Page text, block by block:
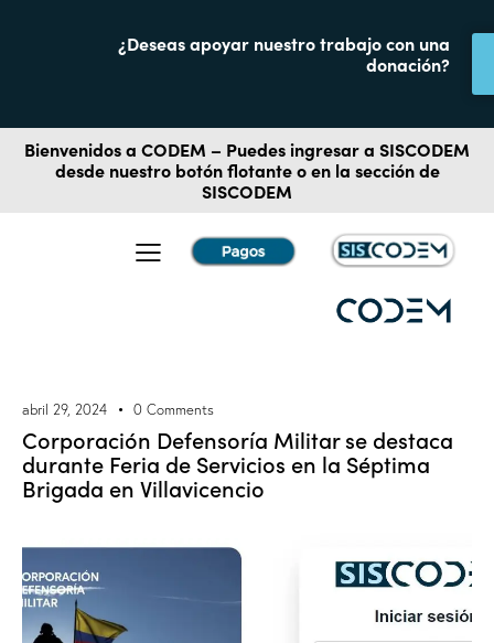
¿Deseas apoyar nuestro trabajo con una
donación?
Bienvenidos a CODEM – Puedes ingresar a SISCODEM
desde nuestro botón flotante o en la sección de
SISCODEM
abril 29, 2024 0 Comments
Corporación Defensoría Militar se destaca
durante Feria de Servicios en la Séptima
Brigada en Villavicencio